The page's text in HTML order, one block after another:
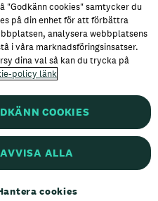
du köpa Garant
ett registrerat
"Godkänn cookies" samtycker du
på din enhet för att förbättra
analysera webbplatsens
i våra marknadsföringsinsatser.
dina val så kan du trycka på
policy länk
COOKIES
AVVISA ALLA
cookies